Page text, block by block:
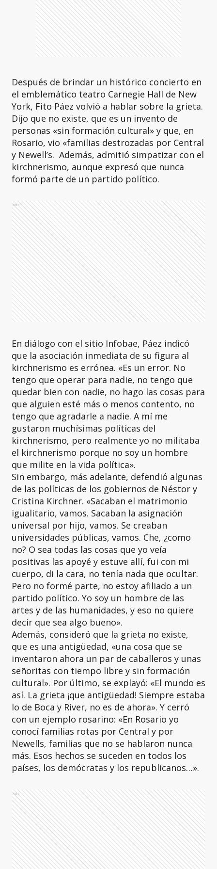
Después de brindar un histórico concierto en
el emblemático teatro Carnegie Hall de New
York, Fito Páez volvió a hablar sobre la grieta.
Dijo que no existe, que es un invento de
personas «sin formación cultural» y que, en
Rosario, vio «familias destrozadas por Central
y Newell’s. Además, admitió simpatizar con el
kirchnerismo, aunque expresó que nunca
formó parte de un partido político.
Ads
En diálogo con el sitio Infobae, Páez indicó
que la asociación inmediata de su figura al
kirchnerismo es errónea. «Es un error. No
tengo que operar para nadie, no tengo que
quedar bien con nadie, no hago las cosas para
que alguien esté más o menos contento, no
tengo que agradarle a nadie. A mí me
gustaron muchísimas políticas del
kirchnerismo, pero realmente yo no militaba
el kirchnerismo porque no soy un hombre
que milite en la vida política».
Sin embargo, más adelante, defendió algunas
de las políticas de los gobiernos de Néstor y
Cristina Kirchner. «Sacaban el matrimonio
igualitario, vamos. Sacaban la asignación
universal por hijo, vamos. Se creaban
universidades públicas, vamos. Che, ¿como
no? O sea todas las cosas que yo veía
positivas las apoyé y estuve allí, fui con mi
cuerpo, di la cara, no tenía nada que ocultar.
Pero no formé parte, no estoy afiliado a un
partido político. Yo soy un hombre de las
artes y de las humanidades, y eso no quiere
decir que sea algo bueno».
Además, consideró que la grieta no existe,
que es una antigüedad, «una cosa que se
inventaron ahora un par de caballeros y unas
señoritas con tiempo libre y sin formación
cultural». Por último, se explayó: «El mundo es
así. La grieta ¡que antigüedad! Siempre estaba
lo de Boca y River, no es de ahora». Y cerró
con un ejemplo rosarino: «En Rosario yo
conocí familias rotas por Central y por
Newells, familias que no se hablaron nunca
más. Esos hechos se suceden en todos los
países, los demócratas y los republicanos…».
Ads